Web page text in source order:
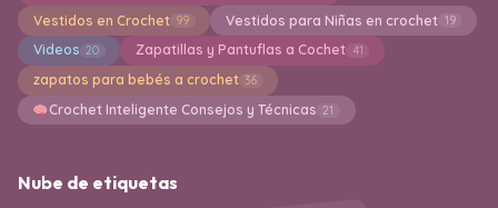
Vestidos en Crochet 99 Vestidos para Niñas en crochet 19
Videos 20 Zapatillas y Pantuflas a Cochet 41
zapatos para bebés a crochet 36
Crochet Inteligente Consejos y Técnicas 21
Nube de etiquetas